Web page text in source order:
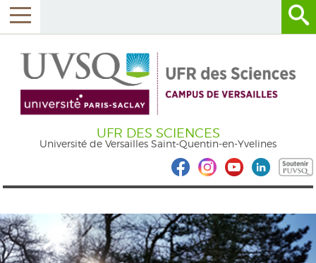
UFR DES SCIENCES
Université de Versailles Saint-Quentin-en-Yvelines